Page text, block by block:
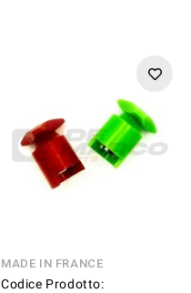
MADE IN FRANCE
Codice Prodotto: